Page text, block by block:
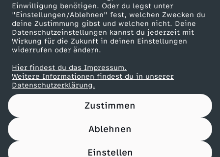
Einwilligung benötigen. Oder du legst unter
"Einstellungen/Ablehnen" fest, welchen Zwecken du
deine Zustimmung gibst und welchen nicht. Deine
Datenschutzeinstellungen kannst du jederzeit mit
Wirkung für die Zukunft in deinen Einstellungen
widerrufen oder ändern.
Hier findest du das Impressum.
Weitere Informationen findest du in unserer
Datenschutzerklärung.
Zustimmen
Ablehnen
Einstellen
e
l
l
e
&
Partner
Nutzungsbedingungen
Impressum